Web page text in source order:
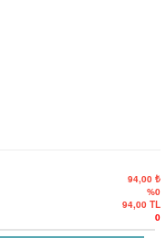
94,00 ₺
%0
94,00 TL
0